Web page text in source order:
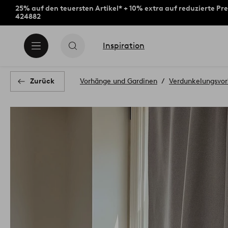
25% auf den teuersten Artikel* + 10% extra auf reduzierte
424882
Inspiration
Zurück Vorhänge und Gardinen